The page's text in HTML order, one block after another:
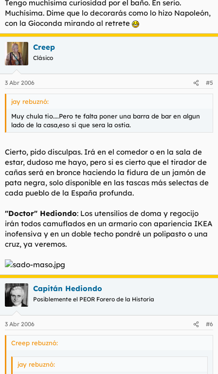
Tengo muchísima curiosidad por el baño. En serio.
Muchísima. Dime que lo decorarás como lo hizo Napoleón,
con la Gioconda mirando al retrete
Creep
Clásico
3 Abr 2006 #5
jay rebuznó:
Muy chula tio....Pero te falta poner una barra de bar en algun
lado de la casa,eso si que sera la ostia.
Cierto, pido disculpas. Irá en el comedor o en la sala de
estar, dudoso me hayo, pero si es cierto que el tirador de
cañas será en bronce haciendo la fidura de un jamón de
pata negra, solo disponible en las tascas más selectas de
cada pueblo de la España profunda.
"Doctor" Hediondo: Los utensilios de doma y regocijo
irán todos camuflados en un armario con apariencia IKEA
inofensiva y en un doble techo pondré un polipasto o una
cruz, ya veremos.
Capitán Hediondo
Posiblemente el PEOR Forero de la Historia
3 Abr 2006 #6
Creep rebuznó:
jay rebuznó: